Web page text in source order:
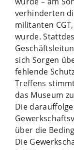
verhinderten
militanten
wurde.
sich Sorgen
fehlende
Treffens
das Museum
Die
über die
Die